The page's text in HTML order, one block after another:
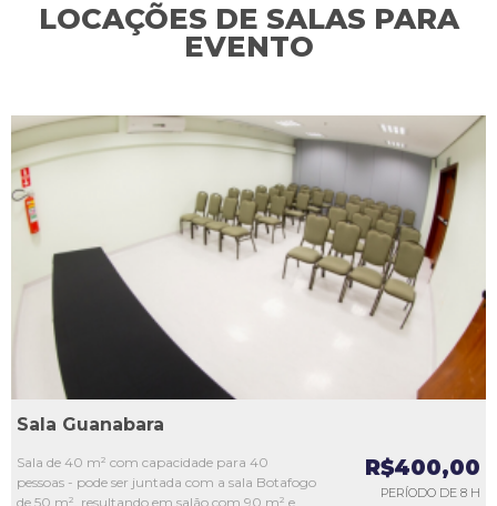
LOCAÇÕES DE SALAS PARA
EVENTO
L4
L5
Sala Guanabara
Sala de 40 m² com capacidade para 40
pessoas - pode ser juntada com a sala Botafogo
de 50 m², resultando em salão com 90 m² e
R$400,00
PERÍODO DE 8 H